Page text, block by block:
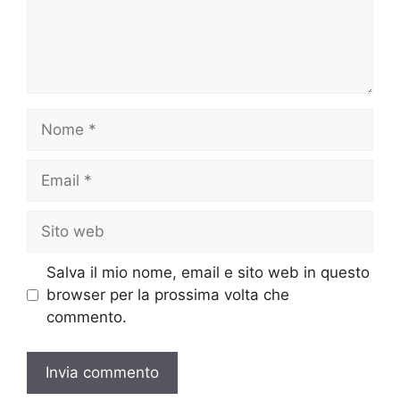
Nome
Email
Sito
web
Salva il mio nome, email e sito web in questo
browser per la prossima volta che
commento.